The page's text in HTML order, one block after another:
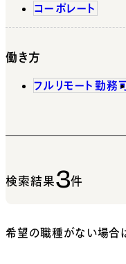
コーポレート
働き方
フルリモート勤務
検索結果3件
希望の職種がない場合